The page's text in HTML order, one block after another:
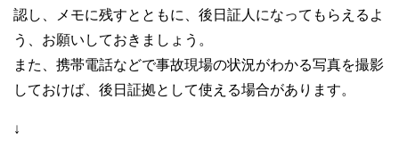
認し、メモに残すとともに、後日証人になってもらえるよ
う、お願いしておきましょう。
また、携帯電話などで事故現場の状況がわかる写真を撮影
しておけば、後日証拠として使える場合があります。
↓